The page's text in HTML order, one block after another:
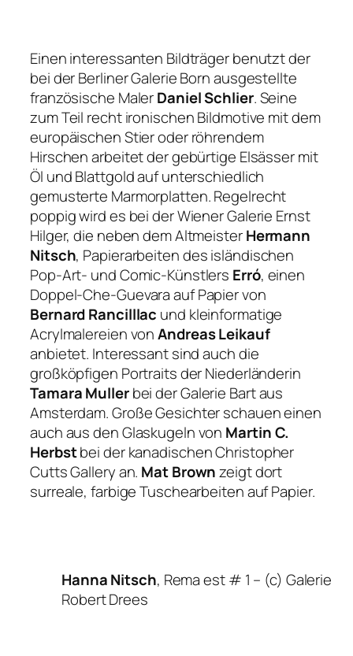
Einen interessanten Bildträger benutzt der
bei der Berliner Galerie Born ausgestellte
französische MalerDaniel Schlier. Seine
zum Teil recht ironischen Bildmotive mit dem
europäischen Stier oder röhrendem
Hirschen arbeitet der gebürtige Elsässer mit
Öl und Blattgold auf unterschiedlich
gemusterte Marmorplatten. Regelrecht
poppig wird es bei der Wiener Galerie Ernst
Hilger, die neben dem AltmeisterHermann
Nitsch, Papierarbeiten des isländischen
Pop-Art- und Comic-Künstlers Erró, einen
Doppel-Che-Guevara auf Papier von
Bernard Rancilllac und kleinformatige
Acrylmalereien vonAndreas Leikauf
anbietet. Interessant sind auch die
großköpfigen Portraits der Niederländerin
Tamara Mullerbei der Galerie Bart aus
Amsterdam. Große Gesichter schauen einen
auch aus den Glaskugeln von Martin C.
Herbstbei der kanadischen Christopher
Cutts Gallery an. Mat Brownzeigt dort
surreale, farbige Tuschearbeiten auf Papier.
Hanna Nitsch, Rema est # 1 – (c) Galerie
Robert Drees